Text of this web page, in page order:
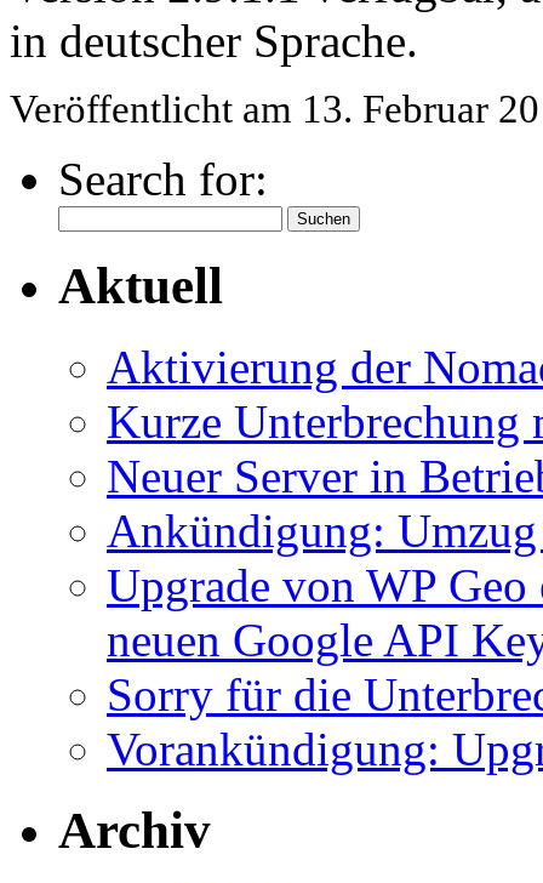
in deutscher Sprache.
Veröffentlicht am 13. Februar
Search for:
Aktuell
Aktivierung der
Kurze Unterbrechung
Neuer Server in
Ankündigung:
Upgrade von WP
neuen Google API
Sorry für die
Vorankündigung:
Archiv